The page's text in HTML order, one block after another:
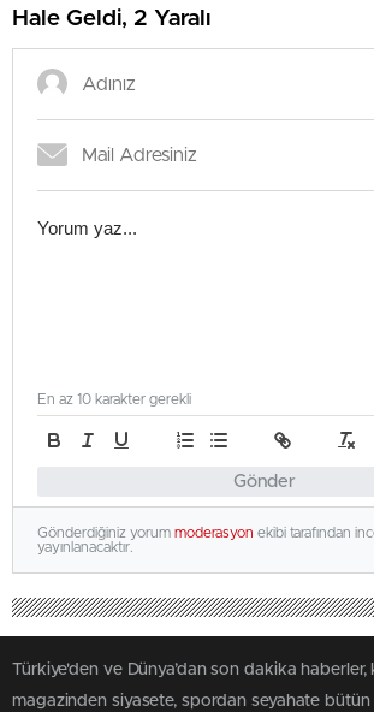
Hale Geldi, 2 Yaralı
Gönder
En az 10 karakter gerekli
Gönderdiğiniz yorum moderasyon ekibi tarafından
yayınlanacaktır.
Türkiye'den ve Dünya’dan son dakika haberler,
magazinden siyasete, spordan seyahate bütün